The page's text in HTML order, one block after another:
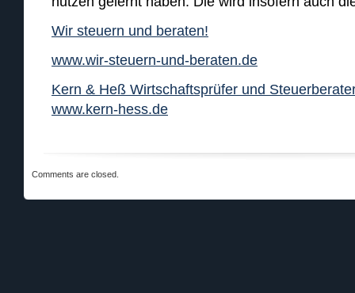
Wir steuern und beraten!
www.wir-steuern-und-beraten.de
Kern & Heß Wirtschaftsprüfer und
www.kern-hess.de
Comments are closed.